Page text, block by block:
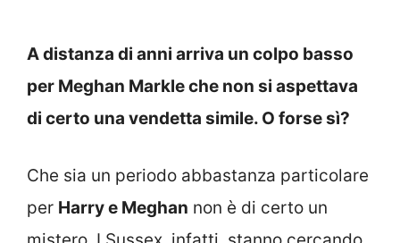
A distanza di anni arriva un colpo basso
per Meghan Markle che non si aspettava
di certo una vendetta simile. O forse sì?
Che sia un periodo abbastanza particolare
per Harry e Meghan non è di certo un